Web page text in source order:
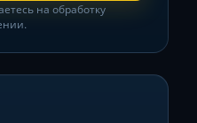
на обработку